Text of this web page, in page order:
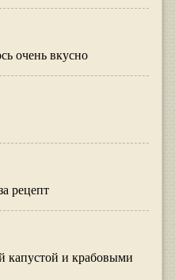
очень вкусно
рецепт
капустой и крабовыми